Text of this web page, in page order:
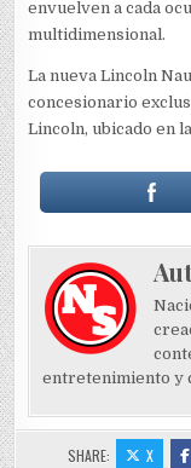
envuelven a cada
multidimensional.
La nueva Lincoln
concesionario
Lincoln, ubicado en
entretenimiento y
SHARE: X